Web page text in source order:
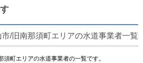
/旧南那須町エリアの水道事業者一覧
町エリアの水道事業者の一覧です。